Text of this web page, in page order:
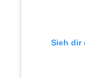
Sieh dir